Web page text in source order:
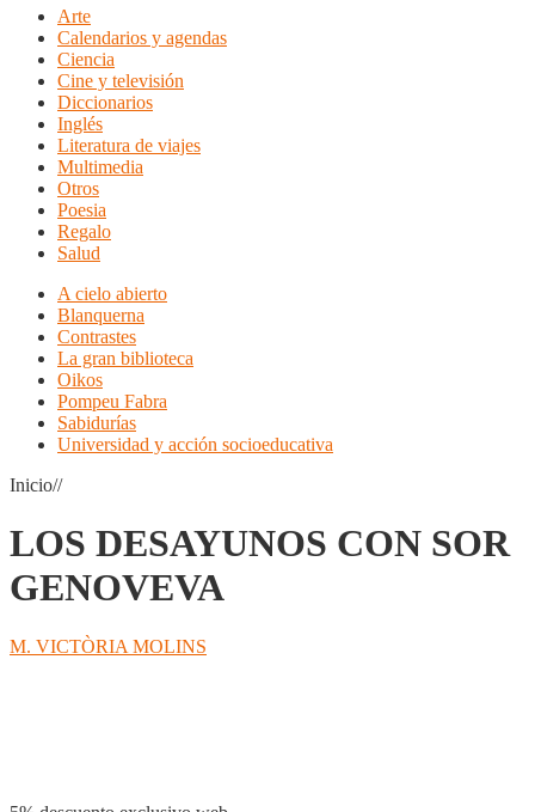
Arte
Calendarios y agendas
Ciencia
Cine y televisión
Diccionarios
Inglés
Literatura de viajes
Multimedia
Otros
Poesia
Regalo
Salud
A cielo abierto
Blanquerna
Contrastes
La gran biblioteca
Oikos
Pompeu Fabra
Sabidurías
Universidad y acción socioeducativa
Inicio//
LOS DESAYUNOS CON SOR
GENOVEVA
M. VICTÒRIA MOLINS